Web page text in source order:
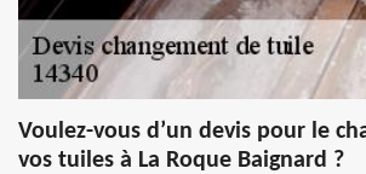
Voulez-vous d’un devis pour le
vos tuiles à La Roque Baignard ?